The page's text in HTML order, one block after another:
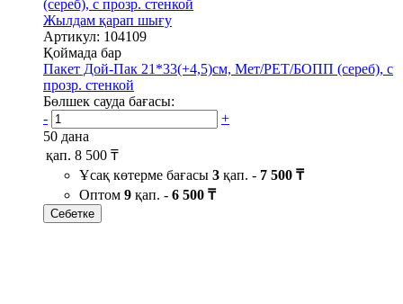
Жылдам қарап шығу
Артикул: 104109
Қоймада бар
Пакет Дой-Пак 21*33(+4,5)см, Мет/PET/БОПП (сереб), с
прозр. стенкой
Бөлшек сауда бағасы:
-
+
50 дана
қап. 8 500 ₸
Ұсақ көтерме бағасы 3 қап. - 7 500 ₸
Оптом 9 қап. - 6 500 ₸
Себетке